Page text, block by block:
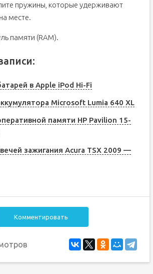
пружины, которые удерживают
месте.
памяти (RAM).
в Apple iPod Hi-Fi
Microsoft Lumia 640 XL
памяти HP Pavilion 15-
зажигания Acura TSX 2009 —
Комментировать